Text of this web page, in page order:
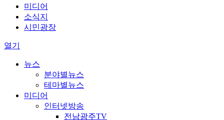
미디어
소식지
시민광장
열기
뉴스
분야별뉴스
테마별뉴스
미디어
인터넷방송
전남광주TV